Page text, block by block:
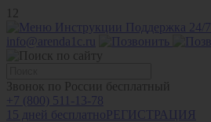
12
Инструкции Поддержка 24/7
info@arenda1c.ru
Звонок по России бесплатный
+7 (800) 511-13-78
15 дней бесплатноРЕГИСТРАЦИЯ